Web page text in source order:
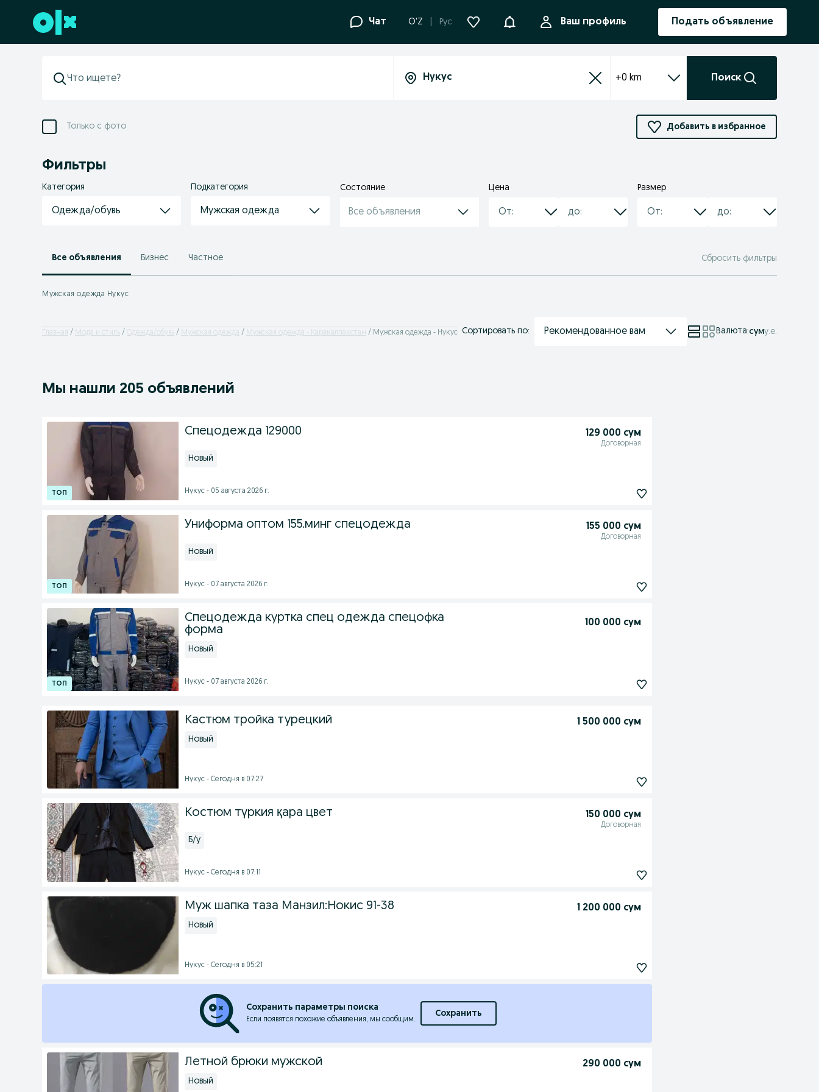
Перейти к нижнему колонтитулу Чат O'Z Рус УведомленияВаш профиль Подать объявление
+0 km Поиск
Только с фото Добавить в избранное
Фильтры
Категория
Одежда/обувь
Подкатегория
Мужская одежда
Состояние
Все объявления
Цена Размер
Все объявления Бизнес Частное Сбросить фильтры
Мужская одежда Нукус
Главная Мода и стиль Одежда/обувь Мужская одежда Мужская одежда - Каракалпакстан Мужская одежда - Нукус Сортировать по: Рекомендованное вам Валюта:суму.е.
Мы нашли 205 объявлений
Спецодежда 129000 129 000 сум
Договорная
Новый
Нукус - 05 августа 2026 г.
Униформа оптом 155.минг спецодежда 155 000 сум
Договорная
Новый
Нукус - 07 августа 2026 г.
Спецодежда куртка спец одежда спецофка
форма
100 000 сум
Новый
Нукус - 07 августа 2026 г.
Кастюм тройка турецкий 1 500 000 сум
Новый
Нукус - Сегодня в 07:27
Костюм түркия қара цвет 150 000 сум
Договорная
Б/у
Нукус - Сегодня в 07:11
Муж шапка таза Манзил:Нокис 91-38 1 200 000 сум
Новый
Нукус - Сегодня в 05:21
Сохранить параметры поиска
Если появятся похожие объявления, мы сообщим.
Сохранить
Летной брюки мужской 290 000 сум
Новый